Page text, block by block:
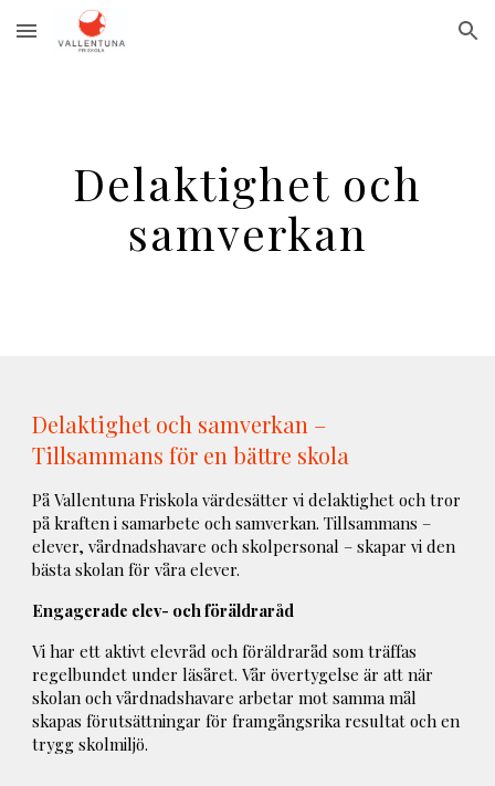
Skip to main content Skip to navigation
Delaktighet och
samverkan
Delaktighet och samverkan –
Tillsammans för en bättre skola
På Vallentuna Friskola värdesätter vi delaktighet och tror
på kraften i samarbete och samverkan. Tillsammans –
elever, vårdnadshavare och skolpersonal – skapar vi den
bästa skolan för våra elever.
Engagerade elev- och föräldraråd
Vi har ett aktivt elevråd och föräldraråd som träffas
regelbundet under läsåret. Vår övertygelse är att när
skolan och vårdnadshavare arbetar mot samma mål
skapas förutsättningar för framgångsrika resultat och en
trygg skolmiljö.